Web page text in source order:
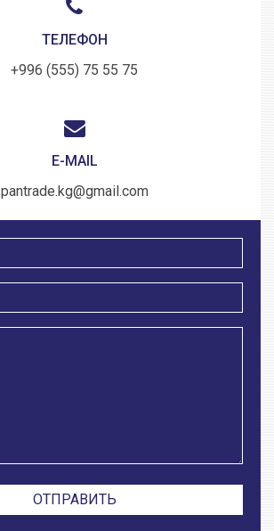
ТЕЛЕФОН
+996 (555) 75 55 75
E-MAIL
pantrade.kg@gmail.com